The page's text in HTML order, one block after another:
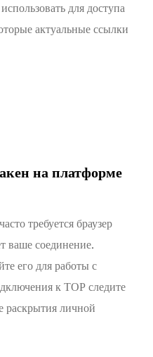
для доступа
актуальные ссылки
на платформе
требуется браузер
ваше соединение.
его для работы с
к ТОР следите
раскрытия личной